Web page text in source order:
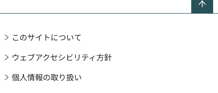
このサイトについて
ウェブアクセシビリティ方針
個人情報の取り扱い